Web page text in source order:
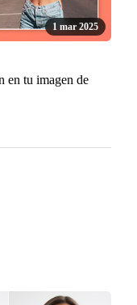
1 mar 2025
en tu imagen de